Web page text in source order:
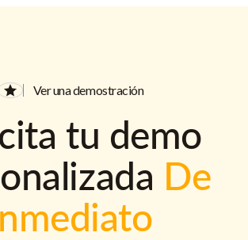
Ver una demostración
tu demo
De